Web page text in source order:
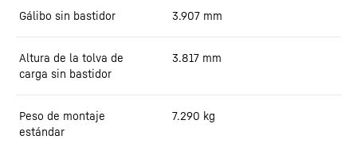
Gálibo sin bastidor 3.907 mm
Altura de la tolva de
carga sin bastidor
3.817 mm
Peso de montaje
estándar
7.290 kg